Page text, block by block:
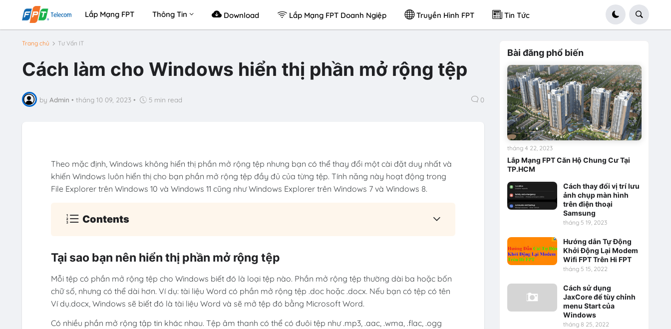
Lắp Mạng FPT Thông Tin Download Lắp Mạng FPT Doanh Ngiệp Truyền Hình FPT Tin Tức
Trang chủ Tư Vấn IT
Cách làm cho Windows hiển thị phần mở rộng tệp
by Admin • tháng 10 09, 2023 • 5 min read 0
Theo mặc định, Windows không hiển thị phần mở rộng tệp nhưng bạn có thể thay đổi một cài đặt duy nhất và
khiến Windows luôn hiển thị cho bạn phần mở rộng tệp đầy đủ của từng tệp. Tính năng này hoạt động trong
File Explorer trên Windows 10 và Windows 11 cũng như Windows Explorer trên Windows 7 và Windows 8.
Contents
Tại sao bạn nên hiển thị phần mở rộng tệp
Mỗi tệp có phần mở rộng tệp cho Windows biết đó là loại tệp nào. Phần mở rộng tệp thường dài ba hoặc bốn
chữ số, nhưng có thể dài hơn. Ví dụ: tài liệu Word có phần mở rộng tệp .doc hoặc .docx. Nếu bạn có tệp có tên
Ví dụ.docx, Windows sẽ biết đó là tài liệu Word và sẽ mở tệp đó bằng Microsoft Word.
Có nhiều phần mở rộng tập tin khác nhau. Tệp âm thanh có thể có đuôi tệp như .mp3, .aac, .wma, .flac, .ogg
Bài đăng phổ biến
Lắp Mạng FPT Căn Hộ Chung Cư Tại
TP.HCM
tháng 4 22, 2023
Cách thay đổi vị trí lưu
ảnh chụp màn hình
trên điện thoại
Samsung
tháng 5 19, 2023
Hướng dẫn Tự Động
Khởi Động Lại Modem
Wifi FPT Trên Hi FPT
tháng 5 15, 2022
Cách sử dụng
JaxCore để tùy chỉnh
menu Start của
Windows
tháng 8 25, 2022